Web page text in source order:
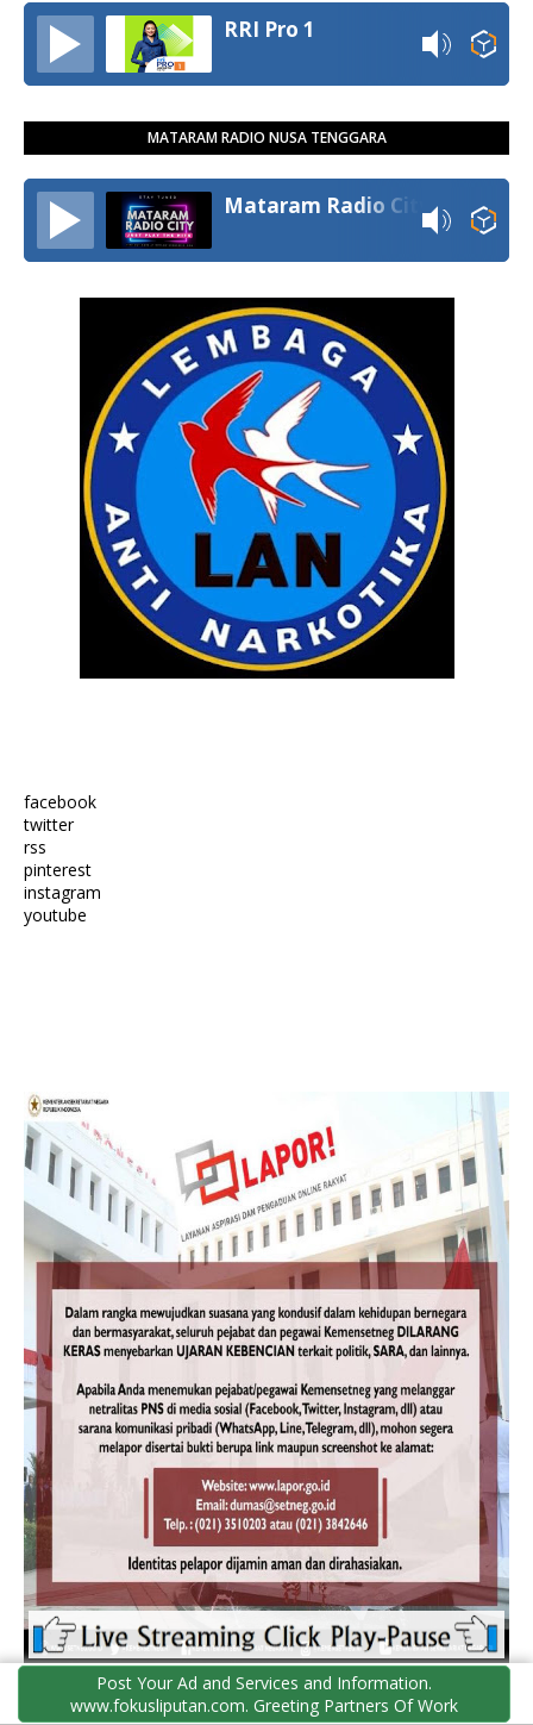
RRI Pro 1
MATARAM RADIO NUSA TENGGARA
Mataram Radio City
facebook
twitter
rss
pinterest
instagram
youtube
Post Your Ad and Services and Information.
www.fokusliputan.com. Greeting Partners Of Work